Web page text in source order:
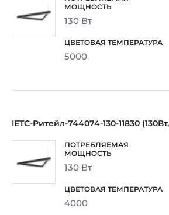
130 Вт
5000
IETC-Ритейл-744074-130-11830
130 Вт
4000